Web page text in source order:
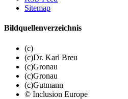
Sitemap
Bildquellenverzeichnis
(c)
(c)Dr. Karl Breu
(c)Gronau
(c)Gronau
(c)Gutmann
© Inclusion Europe